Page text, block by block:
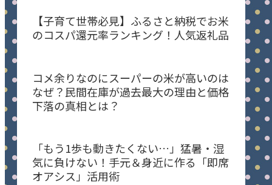
【子育て世帯必見】ふるさと納税でお米
のコスパ還元率ランキング！人気返礼品
コメ余りなのにスーパーの米が高いのは
なぜ？民間在庫が過去最大の理由と価格
下落の真相とは？
「もう1歩も動きたくない…」猛暑・湿
気に負けない！手元＆身近に作る「即席
オアシス」活用術